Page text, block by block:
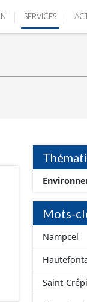
SERVICES
Mots-
Nampcel
Saint-